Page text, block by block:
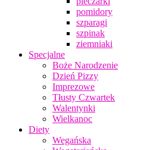
pomidory
szparagi
szpinak
ziemniaki
Specjalne
Boże Narodzenie
Dzień Pizzy
Imprezowe
Tłusty Czwartek
Walentynki
Wielkanoc
Diety
Wegańska